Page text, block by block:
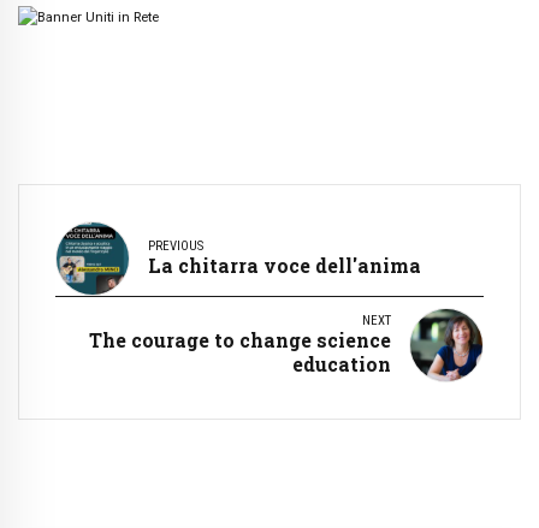
PREVIOUS
La chitarra voce dell'anima
NEXT
The courage to change science
education